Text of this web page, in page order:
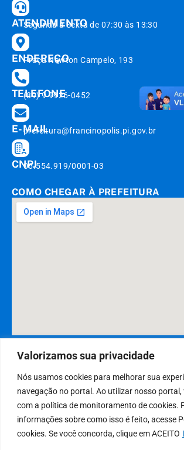
Valorizamos sua privacidade
Nós usamos cookies para melhorar sua
navegação no portal. Ao utilizar nosso portal,
com a política de monitoramento de cookies.
informações sobre como isso é feito, acesse
cookies. Se você concorda, clique em ACEITO
ATENDIMENTO
Segunda à Sexta de 07:30 às 13:30
ENDEREÇO
Praça Newton Campelo, 193
TELEFONE
(89) 9 9926-0452
E-MAIL
prefeitura@francinopolis.pi.gov.br
CNPJ06.554.919/0001-03
COMO CHEGAR À PREFEITURA
DESENVOLVIDO POR CR2
Muito mais que criar siteou sistema para
assessoria
as exigências dasleis de transparência pública